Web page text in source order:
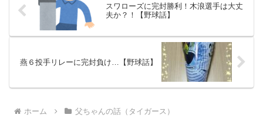
スワローズに完封勝利！木浪選手は大丈
夫か？！【野球話】
燕６投手リレーに完封負け…【野球話】
ホーム 父ちゃんの話（タイガース）